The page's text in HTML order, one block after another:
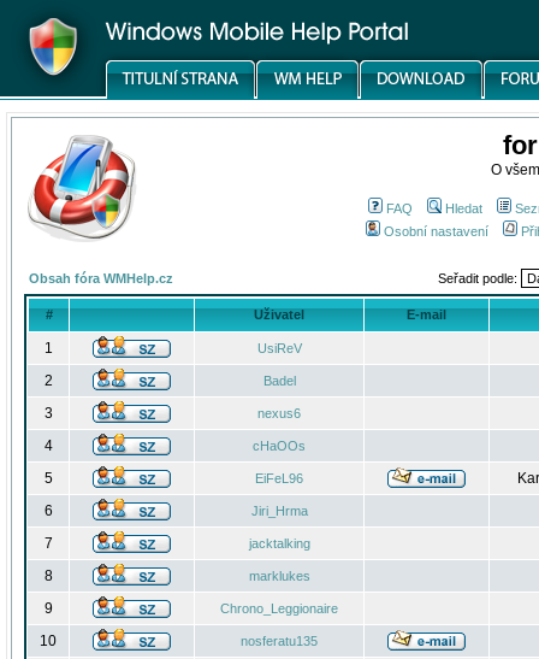
O
FAQ Hledat
Osobní nastavení
Obsah fóra WMHelp.cz Seřadit podle:
# Uživatel E-mail
1 UsiReV
2 Badel
3 nexus6
4 cHaOOs
5 EiFeL96
6
Jiri_Hrma
7 jacktalking
8 marklukes
9 Chrono_Leggionaire
10 nosferatu135